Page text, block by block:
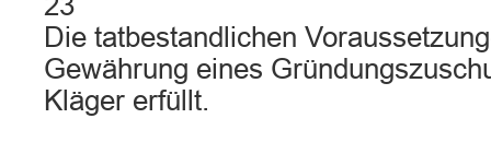
Die tatbestandlichen
Gewährung eines
Kläger erfüllt.